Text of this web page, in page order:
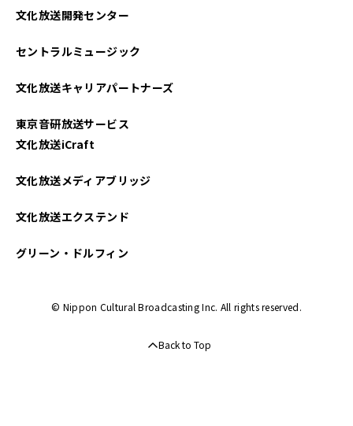
2024年12月
2024年11月
2024年10月
文化放送開発センター
セントラルミュージック
文化放送キャリアパートナーズ
東京音研放送サービス
文化放送iCraft
文化放送メディアブリッジ
文化放送エクステンド
グリーン・ドルフィン
© Nippon Cultural Broadcasting Inc. All rights reserved.
Back to Top